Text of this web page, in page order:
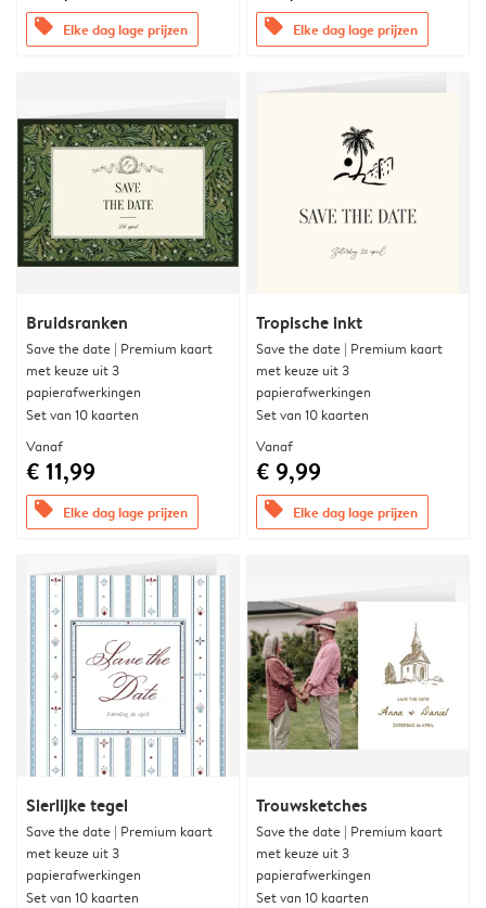
offers Elke dag lage prijzen offers Elke dag lage prijzen
Bruidsranken
Save the date | Premium kaart
met keuze uit 3
papierafwerkingen
Set van 10 kaarten
Vanaf
€ 11,99
offers Elke dag lage prijzen
Tropische inkt
Save the date | Premium kaart
met keuze uit 3
papierafwerkingen
Set van 10 kaarten
Vanaf
€ 9,99
offers Elke dag lage prijzen
Sierlijke tegel
Save the date | Premium kaart
met keuze uit 3
papierafwerkingen
Set van 10 kaarten
Trouwsketches
Save the date | Premium kaart
met keuze uit 3
papierafwerkingen
Set van 10 kaarten